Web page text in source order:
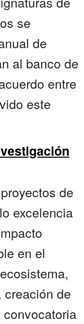
se
de
al banco de
entre
este
de
excelencia
en el
de